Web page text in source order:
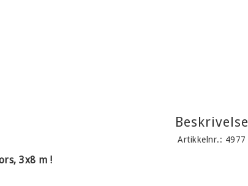
Beskrivelse
Artikkelnr.: 4977
3x8 m !